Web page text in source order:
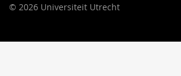
© 2026 Universiteit Utrecht